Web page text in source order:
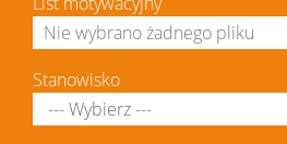
Stanowisko